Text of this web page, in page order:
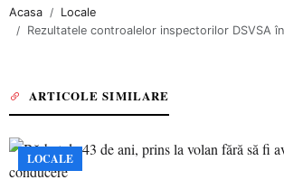
Acasa
Locale
Rezultatele controalelor inspectorilor DSVSA
ARTICOLE SIMILARE
LOCALE